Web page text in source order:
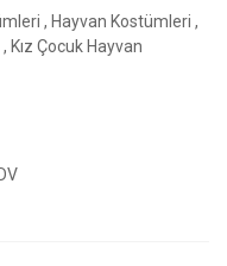
, Hayvan Kostümleri ,
, Kız Çocuk Hayvan